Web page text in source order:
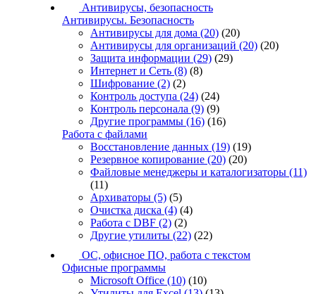
Антивирусы, безопасность
Антивирусы. Безопасность
Антивирусы для дома (20) (20)
Антивирусы для организаций (20) (20)
Защита информации (29) (29)
Интернет и Сеть (8) (8)
Шифрование (2) (2)
Контроль доступа (24) (24)
Контроль персонала (9) (9)
Другие программы (16) (16)
Работа с файлами
Восстановление данных (19) (19)
Резервное копирование (20) (20)
Файловые менеджеры и каталогизаторы (11)
(11)
Архиваторы (5) (5)
Очистка диска (4) (4)
Работа с DBF (2) (2)
Другие утилиты (22) (22)
ОС, офисное ПО, работа с текстом
Офисные программы
Microsoft Office (10) (10)